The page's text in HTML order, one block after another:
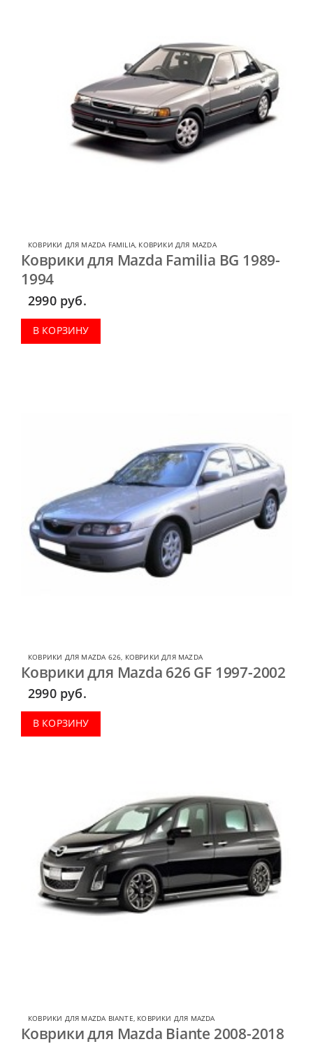
КОВРИКИ ДЛЯ MAZDA FAMILIA, КОВРИКИ ДЛЯ MAZDA
Коврики для Mazda Familia BG 1989-
1994
2990 руб.
В КОРЗИНУ
КОВРИКИ ДЛЯ MAZDA 626 КОВРИКИ ДЛЯ MAZDA
Коврики для Mazda 626 GF 1997-2002
2990 руб.
В КОРЗИНУ
КОВРИКИ ДЛЯ MAZDA BIANTE, КОВРИКИ ДЛЯ MAZDA
Коврики для Mazda Biante 2008-2018